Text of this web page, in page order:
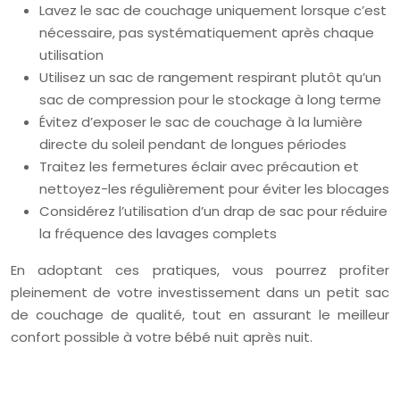
Lavez le sac de couchage uniquement lorsque c’est
nécessaire, pas systématiquement après chaque
utilisation
Utilisez un sac de rangement respirant plutôt qu’un
sac de compression pour le stockage à long terme
Évitez d’exposer le sac de couchage à la lumière
directe du soleil pendant de longues périodes
Traitez les fermetures éclair avec précaution et
nettoyez-les régulièrement pour éviter les blocages
Considérez l’utilisation d’un drap de sac pour réduire
la fréquence des lavages complets
En adoptant ces pratiques, vous pourrez profiter
pleinement de votre investissement dans un petit sac
de couchage de qualité, tout en assurant le meilleur
confort possible à votre bébé nuit après nuit.